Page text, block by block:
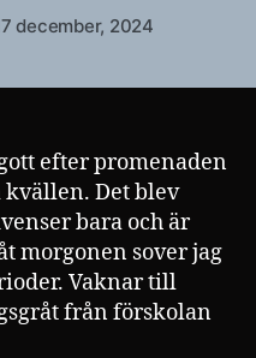
december, 2024
efter promenaden
kvällen. Det blev
bara och är
morgonen sover jag
Vaknar till
från förskolan